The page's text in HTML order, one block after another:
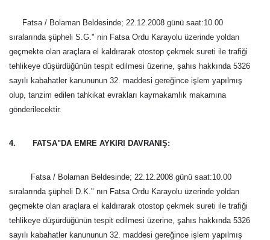
Fatsa / Bolaman Beldesinde; 22.12.2008 günü saat:10.00
sıralarında şüpheli S.G." nin Fatsa Ordu Karayolu üzerinde yoldan
geçmekte olan araçlara el kaldırarak otostop çekmek sureti ile trafiği
tehlikeye düşürdüğünün tespit edilmesi üzerine, şahıs hakkında 5326
sayılı kabahatler kanununun 32. maddesi gereğince işlem yapılmış
olup, tanzim edilen tahkikat evrakları kaymakamlık makamına
gönderilecektir.
4. FATSA"DA EMRE AYKIRI DAVRANIŞ:
Fatsa / Bolaman Beldesinde; 22.12.2008 günü saat:10.00
sıralarında şüpheli D.K." nın Fatsa Ordu Karayolu üzerinde yoldan
geçmekte olan araçlara el kaldırarak otostop çekmek sureti ile trafiği
tehlikeye düşürdüğünün tespit edilmesi üzerine, şahıs hakkında 5326
sayılı kabahatler kanununun 32. maddesi gereğince işlem yapılmış